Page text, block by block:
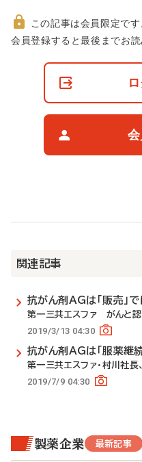
非
この記事は会員限定です
会員登録すると最後までお読
関連記事
抗がん剤AGは「販売」で
第一三共エスファ がんと認
2019/3/13 04:30
抗がん剤AGは「服薬継
第一三共エスファ・村川社
2019/7/9 04:30
製薬企業 最新記事